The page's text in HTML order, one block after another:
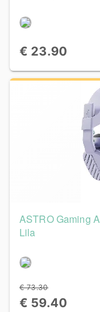
€ 23.90
ASTRO Gaming
Lila
€ 73.30
€ 59.40